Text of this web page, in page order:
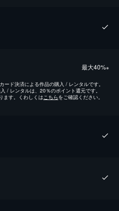
最⼤40%※
ド決済による作品の購入 / レンタルです。
/ レンタルは、20％のポイント還元です。
ます。くわしくはこちらをご確認ください。